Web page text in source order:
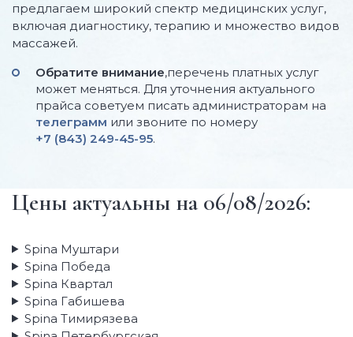
предлагаем широкий спектр медицинских услуг,
включая диагностику, терапию и множество видов
массажей.
Обратите внимание,перечень платных услуг
может меняться. Для уточнения актуального
прайса советуем писать администраторам на
телеграмм или звоните по номеру
+7 (843) 249-45-95.
Цены актуальны на 06/08/2026:
Spina Муштари
Spina Победа
Spina Квартал
Spina Габишева
Spina Тимирязева